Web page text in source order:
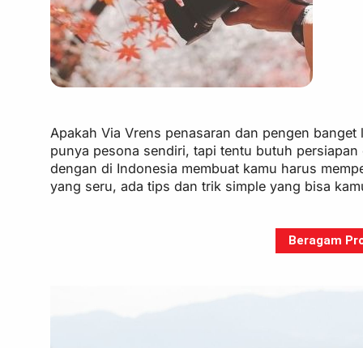
Apakah Via Vrens penasaran dan pengen
punya pesona sendiri, tapi tentu butuh
dengan di Indonesia membuat kamu harus
yang seru, ada tips dan trik simple yang bisa
Beragam